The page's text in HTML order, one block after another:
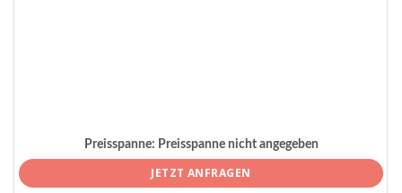
Preisspanne: Preisspanne nicht angegeben
JETZT ANFRAGEN